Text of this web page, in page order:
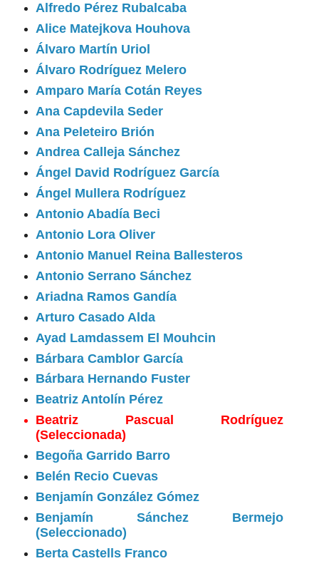
Alfredo Pérez Rubalcaba
Alice Matejkova Houhova
Álvaro Martín Uriol
Álvaro Rodríguez Melero
Amparo María Cotán Reyes
Ana Capdevila Seder
Ana Peleteiro Brión
Andrea Calleja Sánchez
Ángel David Rodríguez García
Ángel Mullera Rodríguez
Antonio Abadía Beci
Antonio Lora Oliver
Antonio Manuel Reina Ballesteros
Antonio Serrano Sánchez
Ariadna Ramos Gandía
Arturo Casado Alda
Ayad Lamdassem El Mouhcin
Bárbara Camblor García
Bárbara Hernando Fuster
Beatriz Antolín Pérez
Beatriz Pascual Rodríguez
(Seleccionada)
Begoña Garrido Barro
Belén Recio Cuevas
Benjamín González Gómez
Benjamín Sánchez Bermejo
(Seleccionado)
Berta Castells Franco